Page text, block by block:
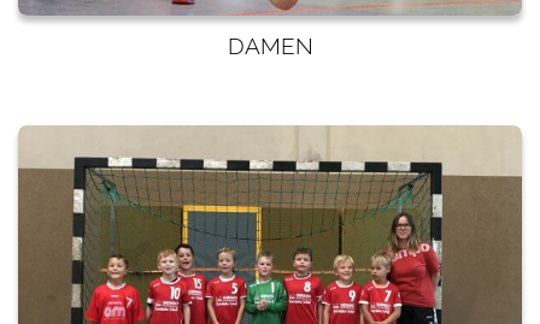
DAMEN